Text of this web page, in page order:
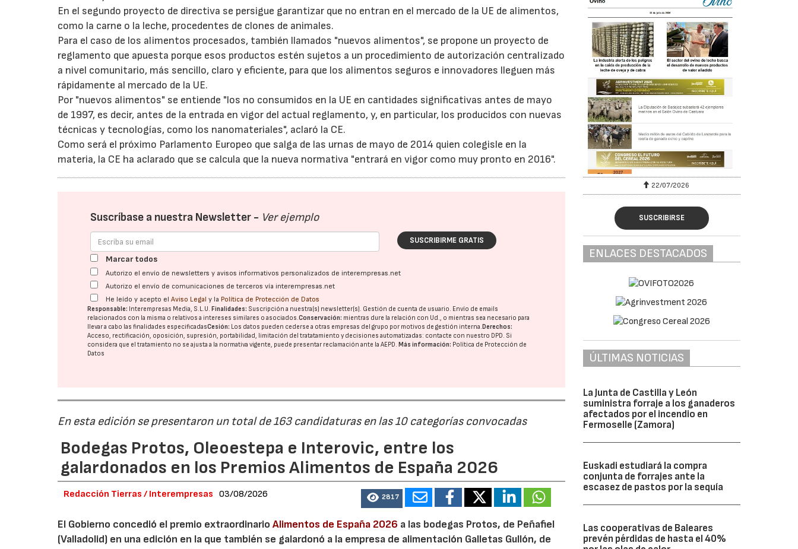
En el segundo proyecto de directiva se persigue garantizar que no entran en el mercado de la UE de alimentos,
como la carne o la leche, procedentes de clones de animales.
Para el caso de los alimentos procesados, también llamados "nuevos alimentos", se propone un proyecto de
reglamento que apuesta porque esos productos estén sujetos a un procedimiento de autorización centralizado
a nivel comunitario, más sencillo, claro y eficiente, para que los alimentos seguros e innovadores lleguen más
rápidamente al mercado de la UE.
Por "nuevos alimentos" se entiende "los no consumidos en la UE en cantidades significativas antes de mayo
de 1997, es decir, antes de la entrada en vigor del actual reglamento, y, en particular, los producidos con nuevas
técnicas y tecnologías, como los nanomateriales", aclaró la CE.
Como será el próximo Parlamento Europeo que salga de las urnas de mayo de 2014 quien colegisle en la
materia, la CE ha aclarado que se calcula que la nueva normativa "entrará en vigor como muy pronto en 2016".
Suscríbase a nuestra Newsletter - Ver ejemplo
SUSCRIBIRME GRATIS
Marcar todos
Autorizo el envío de newsletters y avisos informativos personalizados de interempresas.net
Autorizo el envío de comunicaciones de terceros vía interempresas.net
He leído y acepto elAviso Legal y la Política de Protección de Datos
Responsable: Interempresas Media, S.L.U. Finalidades: Suscripción a nuestra(s) newsletter(s). Gestión de cuenta de usuario. Envío de emails
relacionados con la misma o relativos a intereses similares o asociados.Conservación: mientras dure la relación con Ud., o mientras sea necesario para
llevar a cabo las finalidades especificadasCesión: Los datos pueden cederse a otras empresas del grupo por motivos de gestión interna. Derechos:
Acceso, rectificación, oposición, supresión, portabilidad, limitación del tratatamiento y decisiones automatizadas: contacte con nuestro DPD. Si
considera que el tratamiento no se ajusta a la normativa vigente, puede presentar reclamación ante laAEPD. Más información: Política de Protección de
Datos
En esta edición se presentaron un total de 163 candidaturas en las 10 categorías convocadas
Bodegas Protos, Oleoestepa e Interovic, entre los
galardonados en los Premios Alimentos de España 2026
Redacción Tierras / Interempresas 03/08/2026 2817
El Gobierno concedió el premio extraordinarioAlimentos de España 2026 a las bodegas Protos, de Peñafiel
(Valladolid) en una edición en la que también se galardonó a la empresa de alimentación Galletas Gullón, de
22/07/2026
SUSCRIBIRSE
ENLACES DESTACADOS
ÚLTIMAS NOTICIAS
La Junta de Castilla y León
suministra forraje a los ganaderos
afectados por el incendio en
Fermoselle (Zamora)
Euskadi estudiará la compra
conjunta de forrajes ante la
escasez de pastos por la sequía
Las cooperativas de Baleares
prevén pérdidas de hasta el 40%